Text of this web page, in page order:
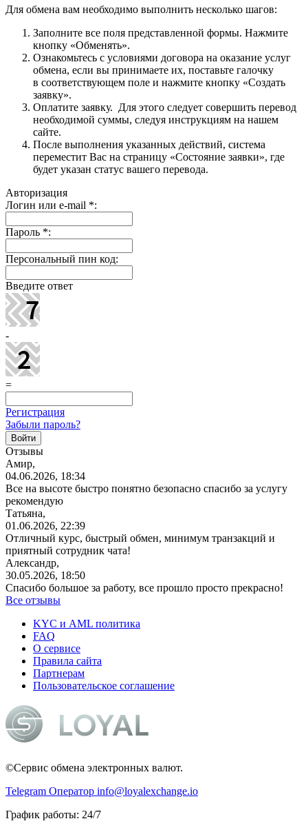
Для обмена вам необходимо выполнить несколько шагов:
Заполните все поля представленной формы. Нажмите
кнопку «Обменять».
Ознакомьтесь с условиями договора на оказание услуг
обмена, если вы принимаете их, поставьте галочку
в соответствующем поле и нажмите кнопку «Создать
заявку».
Оплатите заявку. Для этого следует совершить перевод
необходимой суммы, следуя инструкциям на нашем
сайте.
После выполнения указанных действий, система
переместит Вас на страницу «Состояние заявки», где
будет указан статус вашего перевода.
Авторизация
Логин или e-mail *:
Пароль *:
Персональный пин код:
Введите ответ
-
=
Регистрация
Забыли пароль?
Отзывы
Амир,
04.06.2026, 18:34
Все на высоте быстро понятно безопасно спасибо за услугу
рекомендую
Татьяна,
01.06.2026, 22:39
Отличный курс, быстрый обмен, минимум транзакций и
приятный сотрудник чата!
Александр,
30.05.2026, 18:50
Спасибо большое за работу, все прошло просто прекрасно!
Все отзывы
KYC и AML политика
FAQ
О сервисе
Правила сайта
Партнерам
Пользовательское соглашение
©Сервис обмена электронных валют.
Telegram Оператор info@loyalexchange.io
График работы: 24/7